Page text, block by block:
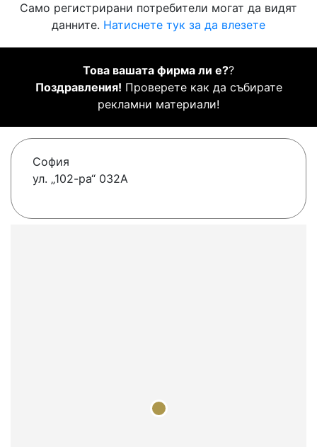
Само регистрирани потребители могат да видят
данните. Натиснете тук за да влезете
Това вашата фирма ли е??
Поздравления! Проверете как да събирате
рекламни материали!
София
ул. „102-ра“ 032А